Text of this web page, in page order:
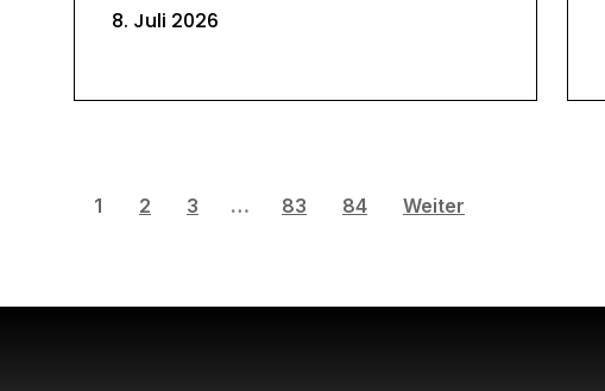
8. Juli 2026
1 2 3 … 83 84 Weiter